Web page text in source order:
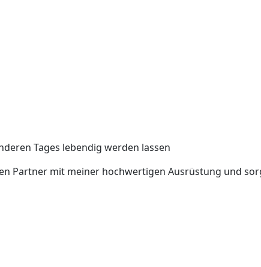
Tages lebendig werden lassen
Partner mit meiner hochwertigen Ausrüstung und